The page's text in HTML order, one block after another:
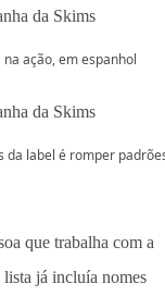
na ação, em espanhol
da label é romper
que trabalha com a
lista já incluía nomes